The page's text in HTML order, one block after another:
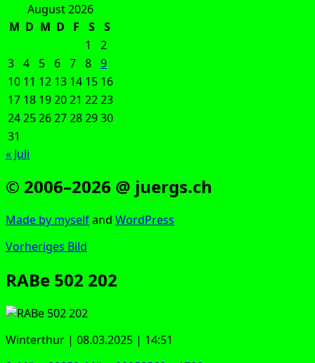
August 2026
M D M D F S
S
1
2
3 4 5 6 7 8 9
10 11 12 13 14 15 16
17 18 192021 2223
24252627282930
31
« Juli
© 2006–2026 @ juergs.ch
Made by mys­elfand Word­Press
Vorheriges Bild
RABe 502 202
Win­ter­thur | 08.03.2025 | 14:51